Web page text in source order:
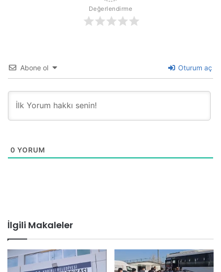
Değerlendirme
Abone ol Oturum aç
0 YORUM
İlgili Makaleler